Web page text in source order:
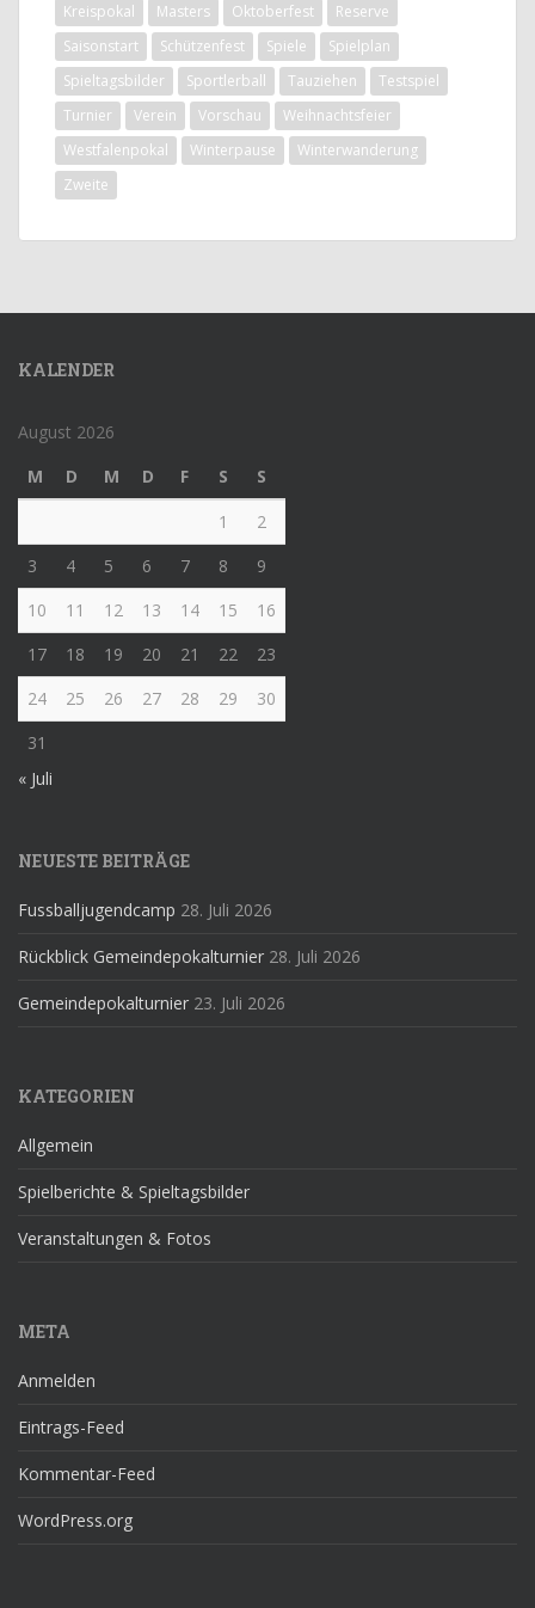
Kreispokal
Masters Oktoberfest
Reserve
Saisonstart
Schützenfest Spiele
Spielplan
Spieltagsbilder
Sportlerball Tauziehen
Testspiel
Turnier
Verein Vorschau
Weihnachtsfeier
Westfalenpokal
Winterpause
Winterwanderung
Zweite
KALENDER
August 2026
M
D M D F S
S
1
2
3
4 5 6 7 8
9
10
11 12 13 14 15
16
17
18 19 20 21 22
23
24
25 26 27 28 29
30
31
« Juli
NEUESTE BEITRÄGE
Fussballjugendcamp 28. Juli 2026
Rückblick Gemeindepokalturnier 28. Juli 2026
Gemeindepokalturnier 23. Juli 2026
KATEGORIEN
Allgemein
Spielberichte & Spieltagsbilder
Veranstaltungen & Fotos
META
Anmelden
Eintrags-Feed
Kommentar-Feed
WordPress.org